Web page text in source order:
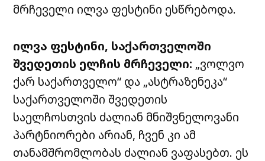
მრჩეველი ილვა ფესტინი ესწრებოდა.
ილვა ფესტინი, საქართველოში
შვედეთის ელჩის მრჩეველი: „ვოლვო
ქარ საქართველო“ და „ასტრაზენეკა“
საქართველოში შვედეთის
საელჩოსთვის ძალიან მნიშვნელოვანი
პარტნიორები არიან, ჩვენ კი ამ
თანამშრომლობას ძალიან ვაფასებთ. ეს